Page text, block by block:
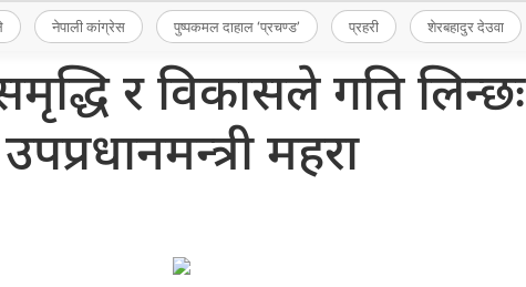
नेपाली कांग्रेस पुष्पकमल दाहाल ‘प्रचण्ड’ प्रहरी शेरबहादुर देउवा
र विकासले गति लिन्छः
उपप्रधानमन्त्री महरा